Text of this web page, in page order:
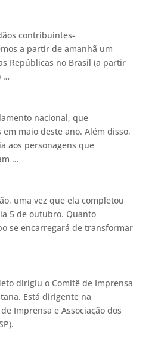
contribuintes-
a partir de amanhã um
Repúblicas no Brasil (a partir
…
nacional, que
maio deste ano. Além disso,
aos personagens que
…
uma vez que ela completou
5 de outubro. Quanto
se encarregará de transformar
dirigiu o Comitê de Imprensa
Está dirigente na
Imprensa e Associação dos